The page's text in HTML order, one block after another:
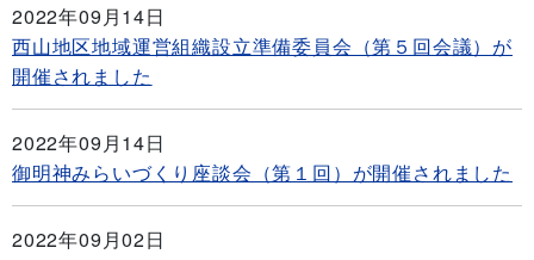
2022年09月14日
西山地区地域運営組織設立準備委員会（第５回会議）が
開催されました
2022年09月14日
御明神みらいづくり座談会（第１回）が開催されました
2022年09月02日